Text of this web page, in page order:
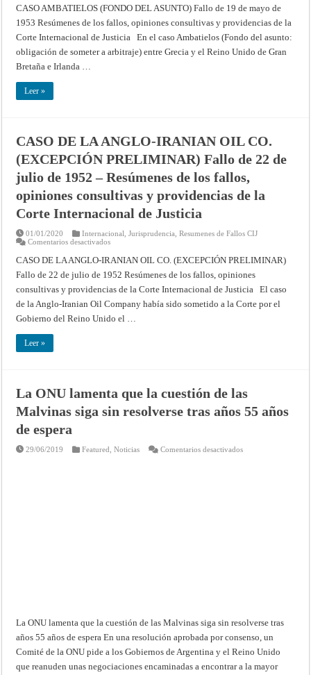
DEL
(DESISTIMIENTO)
Providencia
de
10
de
consultivas
providencias
de
la
Corte
Internacional
de
Justicia
AMBATIELOS
(FONDO
DEL
ASUNTO)
Fallo
de
19
opiniones
consultivas
y
providencias
de
la
Corte
Internacional
Justicia
CASO AMBATIELOS (FONDO DEL ASUNTO) Fallo de 19 de mayo de
1953 Resúmenes de los fallos, opiniones consultivas y providencias de la
Corte Internacional de Justicia En el caso Ambatielos (Fondo del asunto:
obligación de someter a arbitraje) entre Grecia y el Reino Unido de Gran
Bretaña e Irlanda …
Leer »
CASO DE LA ANGLO-IRANIAN OIL CO.
(EXCEPCIÓN PRELIMINAR) Fallo de 22 de
julio de 1952 – Resúmenes de los fallos,
opiniones consultivas y providencias de la
Corte Internacional de Justicia
01/01/2020 Internacional ,Jurisprudencia ,Resumenes de Fallos CIJ
Comentarios desactivadosen
DE
LA
ANGLO-
OIL
(EXCEPCIÓN
PRELIMINAR)
Fallo
Resúmenes
de
los
fallos,
providencias
CASO DE LA ANGLO-IRANIAN OIL CO. (EXCEPCIÓN PRELIMINAR)
Fallo de 22 de julio de 1952 Resúmenes de los fallos, opiniones
consultivas y providencias de la Corte Internacional de Justicia El caso
de la Anglo-Iranian Oil Company había sido sometido a la Corte por el
Gobierno del Reino Unido el …
Leer »
La ONU lamenta que la cuestión de las
Malvinas siga sin resolverse tras años 55 años
de espera
29/06/2019 Featured ,Noticias Comentarios desactivadosen
La ONU lamenta que la cuestión de las Malvinas siga sin resolverse tras
años 55 años de espera En una resolución aprobada por consenso, un
Comité de la ONU pide a los Gobiernos de Argentina y el Reino Unido
que reanuden unas negociaciones encaminadas a encontrar a la mayor